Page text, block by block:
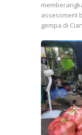
assessment
gempa di